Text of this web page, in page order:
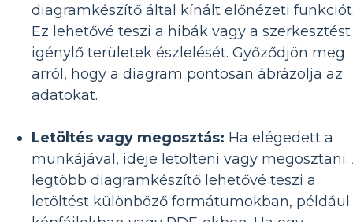
diagramkészítő által kínált előnézeti
Ez lehetővé teszi a hibák vagy a szerkesztést
igénylő területek észlelését. Győződjön meg
arról, hogy a diagram pontosan ábrázolja az
adatokat.
Letöltés vagy megosztás: Ha elégedett a
munkájával, ideje letölteni vagy megosztani.
legtöbb diagramkészítő lehetővé teszi a
letöltést különböző formátumokban, például